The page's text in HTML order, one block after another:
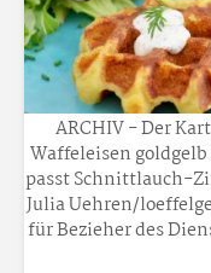
ARCHIV - Der
Waffeleisen
passt Schnittlauch-
Julia Uehren/
für Bezieher des